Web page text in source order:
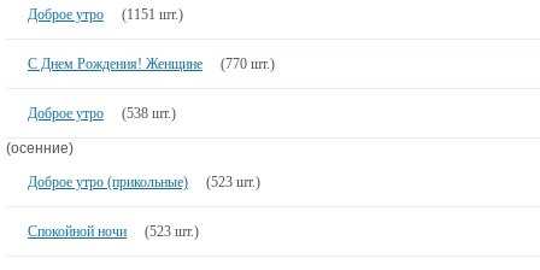
Доброе утро (1151 шт.)
С Днем Рождения! Женщине (770 шт.)
Доброе утро (538 шт.)
(осенние)
Доброе утро (прикольные)
(523 шт.)
Спокойной ночи (523 шт.)